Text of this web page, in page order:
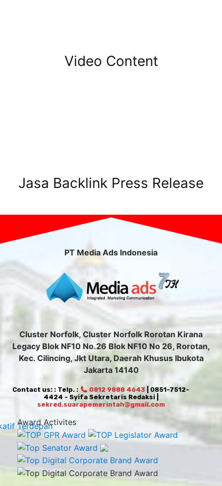
Video Content
Jasa Backlink Press Release
PT Media Ads Indonesia
Cluster Norfolk, Cluster Norfolk Rorotan Kirana
Legacy Blok NF10 No.26 Blok NF10 No 26, Rorotan,
Kec. Cilincing, Jkt Utara, Daerah Khusus Ibukota
Jakarta 14140
Contact us: : Telp. : 0812 9888 4643 | 0851-7512-
4424 - Syifa Sekretaris Redaksi |
sekred.suarapemerintah@gmail.com
Award Activites